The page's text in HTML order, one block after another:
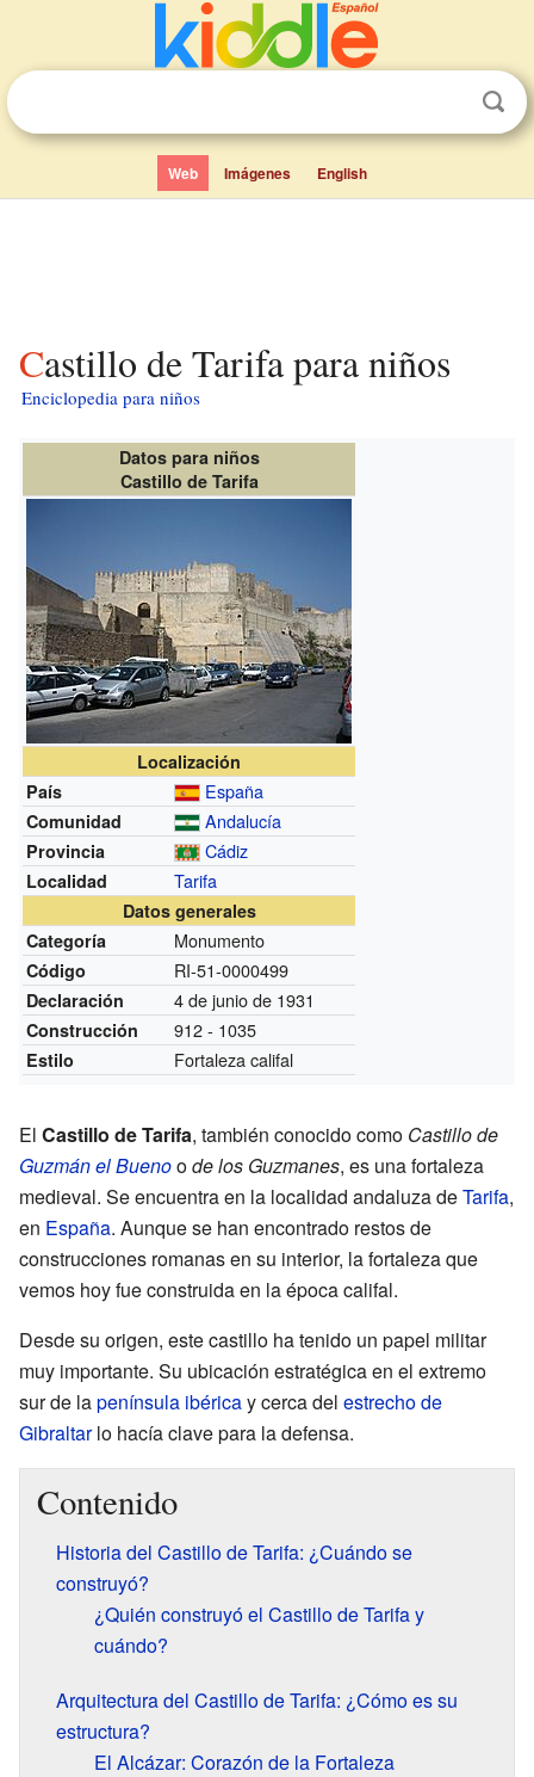
Web Imágenes English
Castillo de Tarifa para niños
Enciclopedia para niños
Datos para niños
Castillo de Tarifa
Localización
País
España
Comunidad Andalucía
Provincia Cádiz
Localidad Tarifa
Datos generales
Categoría
Monumento
Código RI-51-0000499
Declaración 4 de junio de 1931
Construcción 912 - 1035
Estilo Fortaleza califal
El Castillo de Tarifa, también conocido como Castillo de
Guzmán el Buenoode los Guzmanes, es una fortaleza
medieval. Se encuentra en la localidad andaluza deTarifa,
en España. Aunque se han encontrado restos de
construcciones romanas en su interior, la fortaleza que
vemos hoy fue construida en la época califal.
Desde su origen, este castillo ha tenido un papel militar
muy importante. Su ubicación estratégica en el extremo
sur de lapenínsula ibéricay cerca del estrecho de
Gibraltarlo hacía clave para la defensa.
Contenido
Historia del Castillo de Tarifa: ¿Cuándo se
construyó?
¿Quién construyó el Castillo de Tarifa y
cuándo?
Arquitectura del Castillo de Tarifa: ¿Cómo es su
estructura?
El Alcázar: Corazón de la Fortaleza